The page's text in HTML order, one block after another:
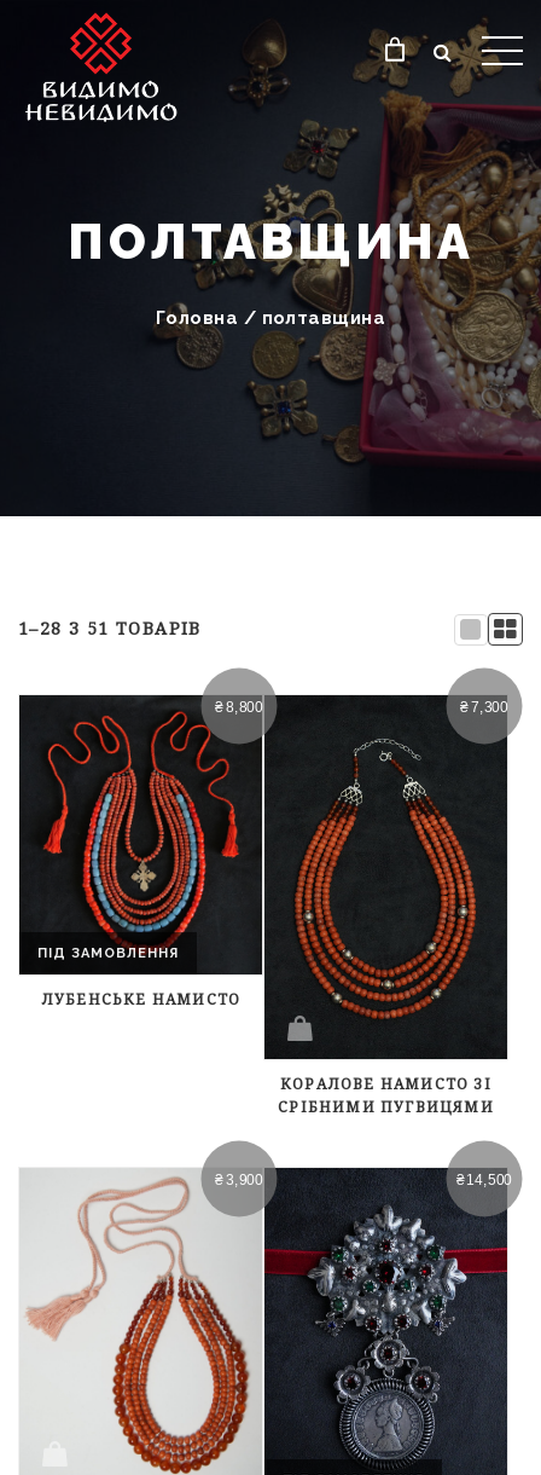
ПОЛТАВЩИНА
Головна / полтавщина
1–28 З 51 ТОВАРІВ
₴8,800
ПІД ЗАМОВЛЕННЯ
ЛУБЕНСЬКЕ НАМИСТО
₴7,300
КОРАЛОВЕ НАМИСТО ЗІ
СРІБНИМИ ПУГВИЦЯМИ
₴3,900 ₴14,500